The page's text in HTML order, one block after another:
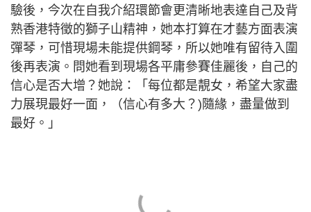
驗後，今次在自我介紹環節會更清晰地表達自己及背
熟香港特徵的獅子山精神，她本打算在才藝方面表演
彈琴，可惜現場未能提供鋼琴，所以她唯有留待入圍
後再表演。問她看到現場各平庸參賽佳麗後，自己的
信心是否大增？她說：「每位都是靚女，希望大家盡
力展現最好一面，（信心有多大？)隨緣，盡量做到
最好。」